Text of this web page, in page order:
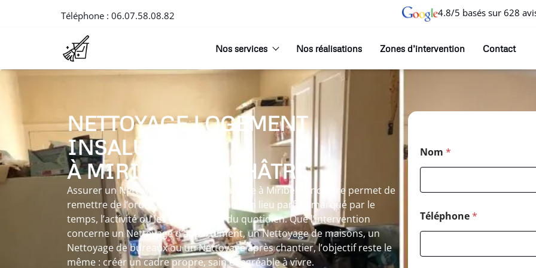
Téléphone : 06.07.58.08.82 4.8/5 basés sur 628
Nos services Nos réalisations Zones d’intervention Contact
NETTOYAGE LOGEMENT
INSALUBRE
À MIRIBEL-LANCHÂTRE
Assurer un Nettoyage logement insalubre à Miribel-Lanchâtre permet de
remettre de l’ordre et de la clarté dans un lieu parfois marqué par le
temps, l’activité ou les événements du quotidien. Que l’intervention
concerne un Nettoyage d’appartement, un Nettoyage de maisons, un
Nettoyage de bureaux ou un Nettoyage après chantier, l’objectif reste le
même : créer un cadre propre, sain et agréable à vivre.
Nom *
Téléphone*